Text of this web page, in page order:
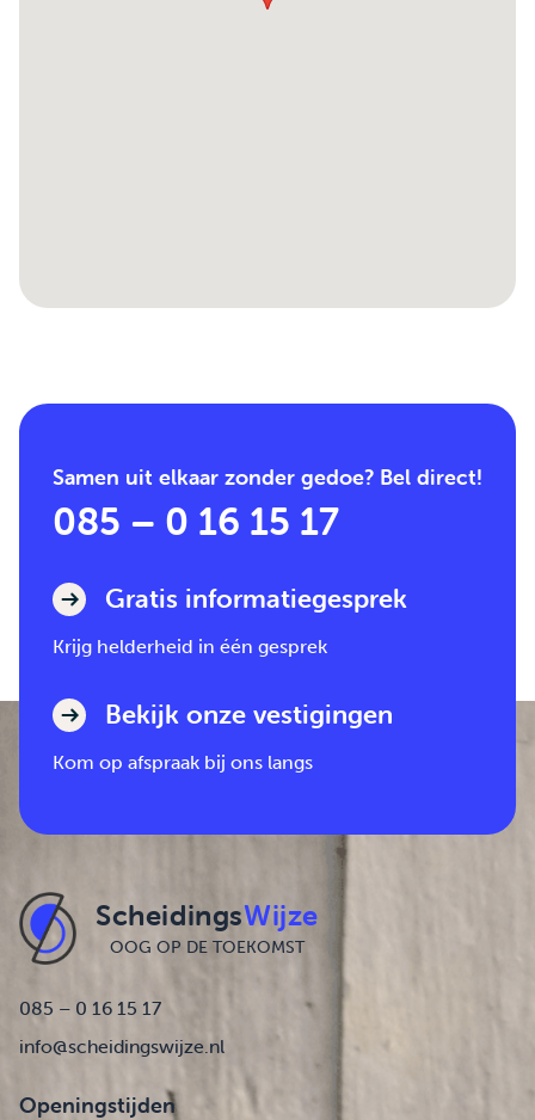
Samen uit elkaar zonder gedoe? Bel direct!
085 – 0 16 15 17
Gratis informatiegesprek
Krijg helderheid in één gesprek
Bekijk onze vestigingen
Kom op afspraak bij ons langs
ScheidingsWijze
OOG OP DE TOEKOMST
085 – 0 16 15 17
info@scheidingswijze.nl
Openingstijden